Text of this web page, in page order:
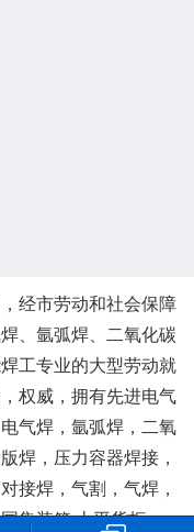
经市劳动和社会保障
、氩弧焊、二氧化碳
工专业的大型劳动就
权威，拥有先进电气
气焊，氩弧焊，二氧
焊，压力容器焊接，
接焊，气割，气焊，
集装箱.太平货柜，